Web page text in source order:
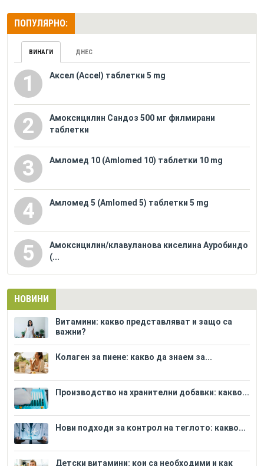
ПОПУЛЯРНО:
ВИНАГИ ДНЕС
1 Аксел (Accel) таблетки 5 mg
2
Амоксицилин Сандоз 500 мг филмирани
таблетки
3 Амломед 10 (Amlomed 10) таблетки 10 mg
4 Амломед 5 (Amlomed 5) таблетки 5 mg
5
Амоксицилин/клавуланова киселина Ауробиндо
(...
НОВИНИ
Витамини: какво представляват и защо са
важни?
Колаген за пиене: какво да знаем за...
Производство на хранителни добавки: какво...
Нови подходи за контрол на теглото: какво...
Детски витамини: кои са необходими и как